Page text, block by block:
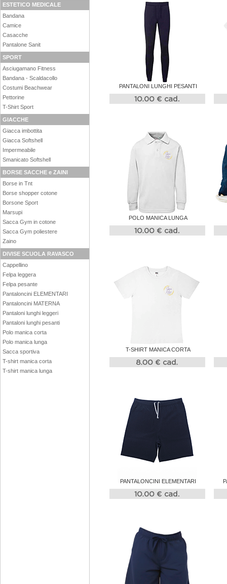
ESTETICO MEDICALE
Bandana
Camice
Casacche
Pantalone Sanit
SPORT
Asciugamano Fitness
Bandana - Scaldacollo
Costumi Beachwear
Pettorine
T-Shirt Sport
GIACCHE
Giacca imbottita
Giacca Softshell
Impermeabile
Smanicato Softshell
BORSE SACCHE e ZAINI
Borse in Tnt
Borse shopper cotone
Borsone Sport
Marsupi
Sacca Gym in cotone
Sacca Gym poliestere
Zaino
DIVISE SCUOLA RAVASCO
Cappellino
Felpa leggera
Felpa pesante
Pantaloncini ELEMENTARI
Pantaloncini MATERNA
Pantaloni lunghi leggeri
Pantaloni lunghi pesanti
Polo manica corta
Polo manica lunga
Sacca sportiva
T-shirt manica corta
T-shirt manica lunga
PANTALONI LUNGHI PESANTI
POLO MANICA LUNGA
T-SHIRT MANICA CORTA
PANTALONCINI ELEMENTARI